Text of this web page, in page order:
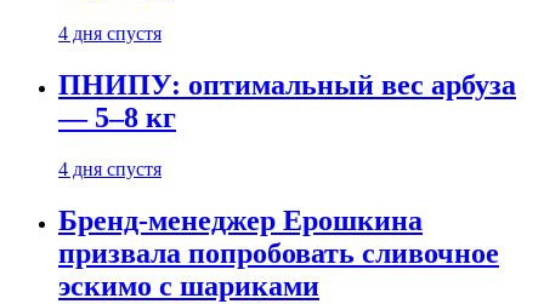
4 дня спустя
ПНИПУ: оптимальный вес арбуза
— 5–8 кг
4 дня спустя
Бренд-менеджер Ерошкина
призвала попробовать сливочное
эскимо с шариками